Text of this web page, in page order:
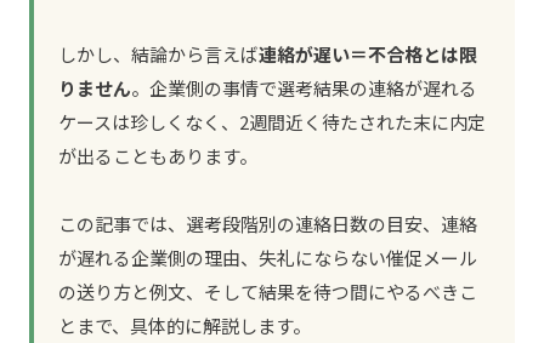
しかし、結論から言えば連絡が遅い＝不合格とは限
りません。企業側の事情で選考結果の連絡が遅れる
ケースは珍しくなく、2週間近く待たされた末に内定
が出ることもあります。
この記事では、選考段階別の連絡日数の目安、連絡
が遅れる企業側の理由、失礼にならない催促メール
の送り方と例文、そして結果を待つ間にやるべきこ
とまで、具体的に解説します。